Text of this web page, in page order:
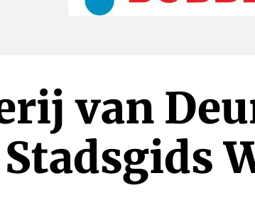
van